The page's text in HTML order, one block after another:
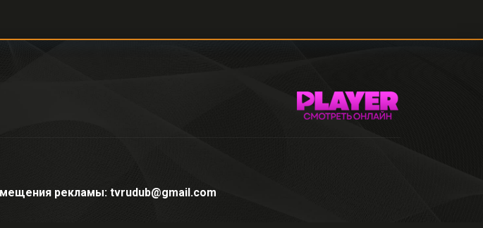
рекламы: tvrudub@gmail.com